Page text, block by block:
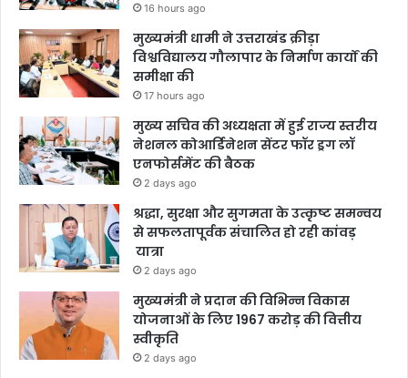
16 hours ago
मुख्यमंत्री धामी ने उत्तराखंड क्रीड़ा
विश्वविद्यालय गौलापार के निर्माण कार्यों की
समीक्षा की
17 hours ago
मुख्य सचिव की अध्यक्षता में हुई राज्य स्तरीय
नेशनल कोआर्डिनेशन सेंटर फॉर ड्रग लॉ
एनफोर्समेंट की बैठक
2 days ago
श्रद्धा, सुरक्षा और सुगमता के उत्कृष्ट समन्वय
से सफलतापूर्वक संचालित हो रही कांवड़
यात्रा
2 days ago
मुख्यमंत्री ने प्रदान की विभिन्न विकास
योजनाओं के लिए 1967 करोड़ की वित्तीय
स्वीकृति
2 days ago